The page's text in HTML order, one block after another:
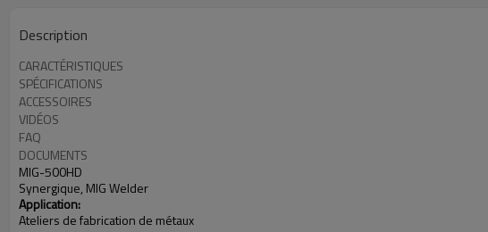
Description
CARACTÉRISTIQUES
SPÉCIFICATIONS
ACCESSOIRES
VIDÉOS
FAQ
DOCUMENTS
MIG-500HD
Synergique, MIG Welder
Application:
Ateliers de fabrication de métaux